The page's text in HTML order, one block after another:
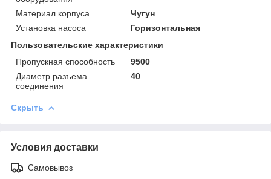
Материал корпуса
Чугун
Установка насоса
Горизонтальная
Пользовательские характеристики
Пропускная способность
9500
Диаметр разъема
соединения
40
Скрыть
Условия доставки
Самовывоз